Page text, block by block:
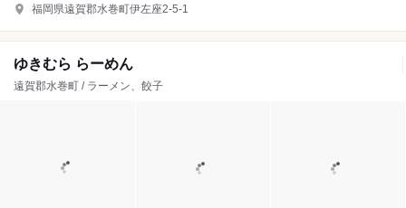
福岡県遠賀郡水巻町伊左座2-5-1
ゆきむら らーめん
遠賀郡水巻町 / ラーメン、餃子